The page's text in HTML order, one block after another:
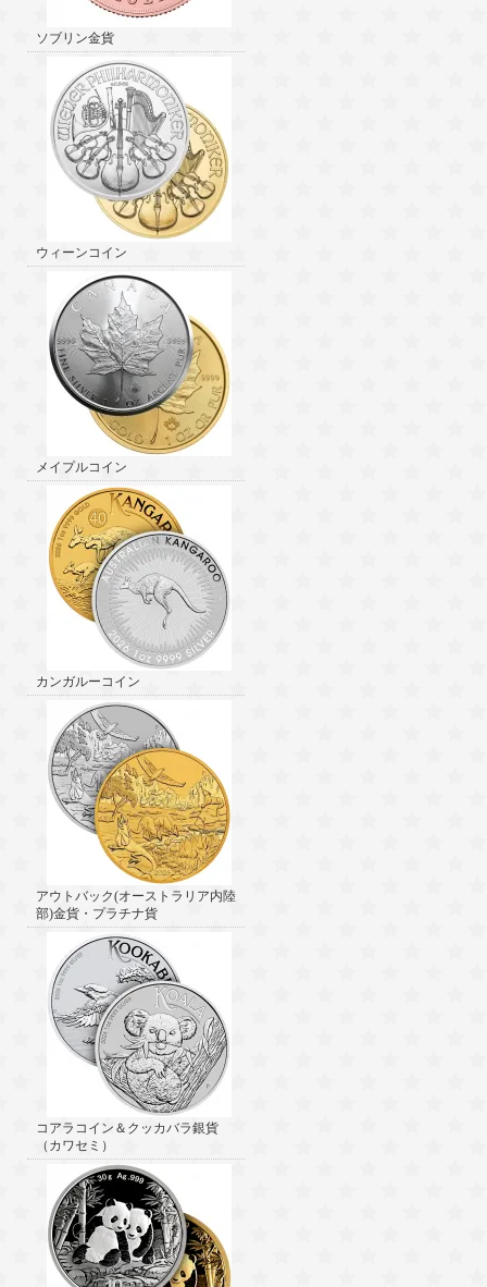
ソブリン金貨
ウィーンコイン
メイプルコイン
カンガルーコイン
アウトバック(オーストラリア内陸
部)金貨・プラチナ貨
コアラコイン＆クッカバラ銀貨
（カワセミ）